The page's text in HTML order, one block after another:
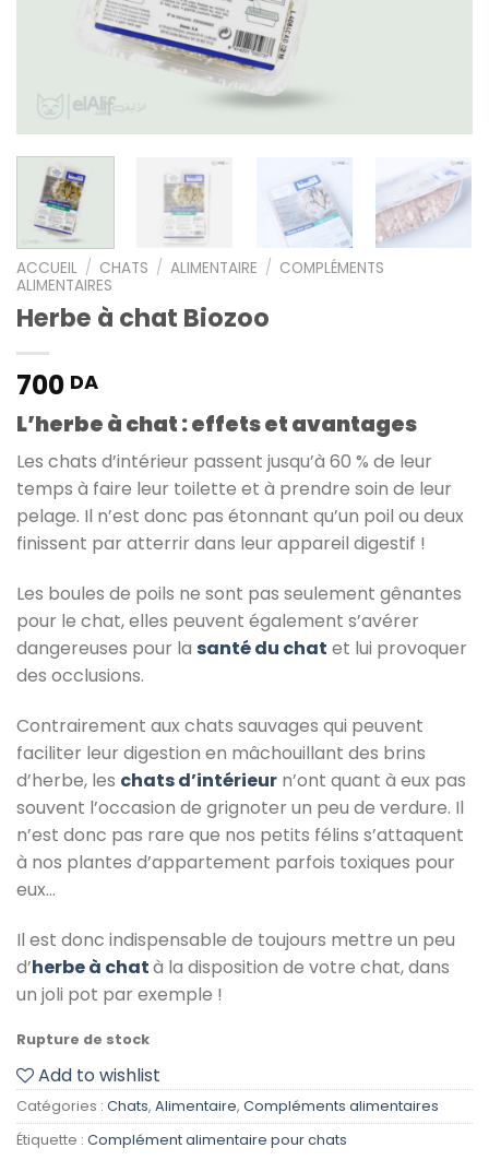
ACCUEIL / CHATS / ALIMENTAIRE / COMPLÉMENTS
ALIMENTAIRES
Herbe à chat Biozoo
700 DA
L’herbe à chat : effets et avantages
Les chats d’intérieur passent jusqu’à 60 % de leur
temps à faire leur toilette et à prendre soin de leur
pelage. Il n’est donc pas étonnant qu’un poil ou deux
finissent par atterrir dans leur appareil digestif !
Les boules de poils ne sont pas seulement gênantes
pour le chat, elles peuvent également s’avérer
dangereuses pour la santé du chat et lui provoquer
des occlusions.
Contrairement aux chats sauvages qui peuvent
faciliter leur digestion en mâchouillant des brins
d’herbe, les chats d’intérieur n’ont quant à eux pas
souvent l’occasion de grignoter un peu de verdure. Il
n’est donc pas rare que nos petits félins s’attaquent
à nos plantes d’appartement parfois toxiques pour
eux…
Il est donc indispensable de toujours mettre un peu
d’herbe à chatà la disposition de votre chat, dans
un joli pot par exemple !
Rupture de stock
Add to wishlist
Catégories : Chats, Alimentaire, Compléments alimentaires
Étiquette : Complément alimentaire pour chats